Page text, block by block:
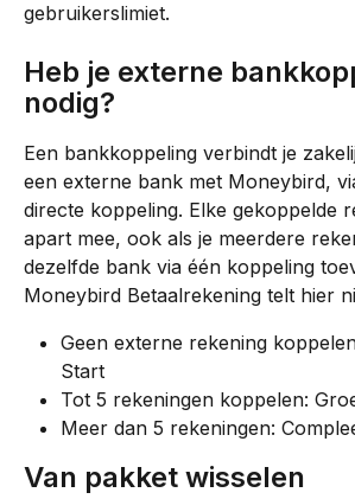
gebruikerslimiet.
Heb je externe
nodig?
Een bankkoppeling verbindt je
een externe bank met Moneybird,
directe koppeling. Elke gekoppelde
apart mee, ook als je meerdere
dezelfde bank via één koppeling
Moneybird Betaalrekening telt hier
Geen externe rekening
Start
Tot 5 rekeningen koppelen:
Meer dan 5 rekeningen:
Van pakket wisselen